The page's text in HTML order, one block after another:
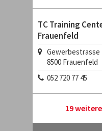
TC Training
Frauenfeld
Gewerbestrasse
8500 Frauenfeld
052 720 77 45
19